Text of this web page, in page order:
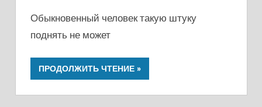
Обыкновенный человек такую штуку
поднять не может
ПРОДОЛЖИТЬ ЧТЕНИЕ